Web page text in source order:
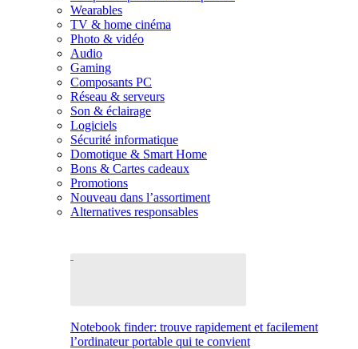
Wearables
TV & home cinéma
Photo & vidéo
Audio
Gaming
Composants PC
Réseau & serveurs
Son & éclairage
Logiciels
Sécurité informatique
Domotique & Smart Home
Bons & Cartes cadeaux
Promotions
Nouveau dans l’assortiment
Alternatives responsables
Notebook finder: trouve rapidement et facilement
l’ordinateur portable qui te convient